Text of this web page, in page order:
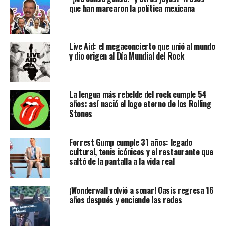
que han marcaron la política mexicana
Live Aid: el megaconcierto que unió al mundo
y dio origen al Día Mundial del Rock
La lengua más rebelde del rock cumple 54
años: así nació el logo eterno de los Rolling
Stones
Forrest Gump cumple 31 años: legado
cultural, tenis icónicos y el restaurante que
saltó de la pantalla a la vida real
¡Wonderwall volvió a sonar! Oasis regresa 16
años después y enciende las redes